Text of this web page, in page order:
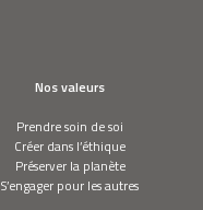
Nos valeurs
Prendre soin de soi
Créer dans l’éthique
Préserver la planète
S’engager pour les autres